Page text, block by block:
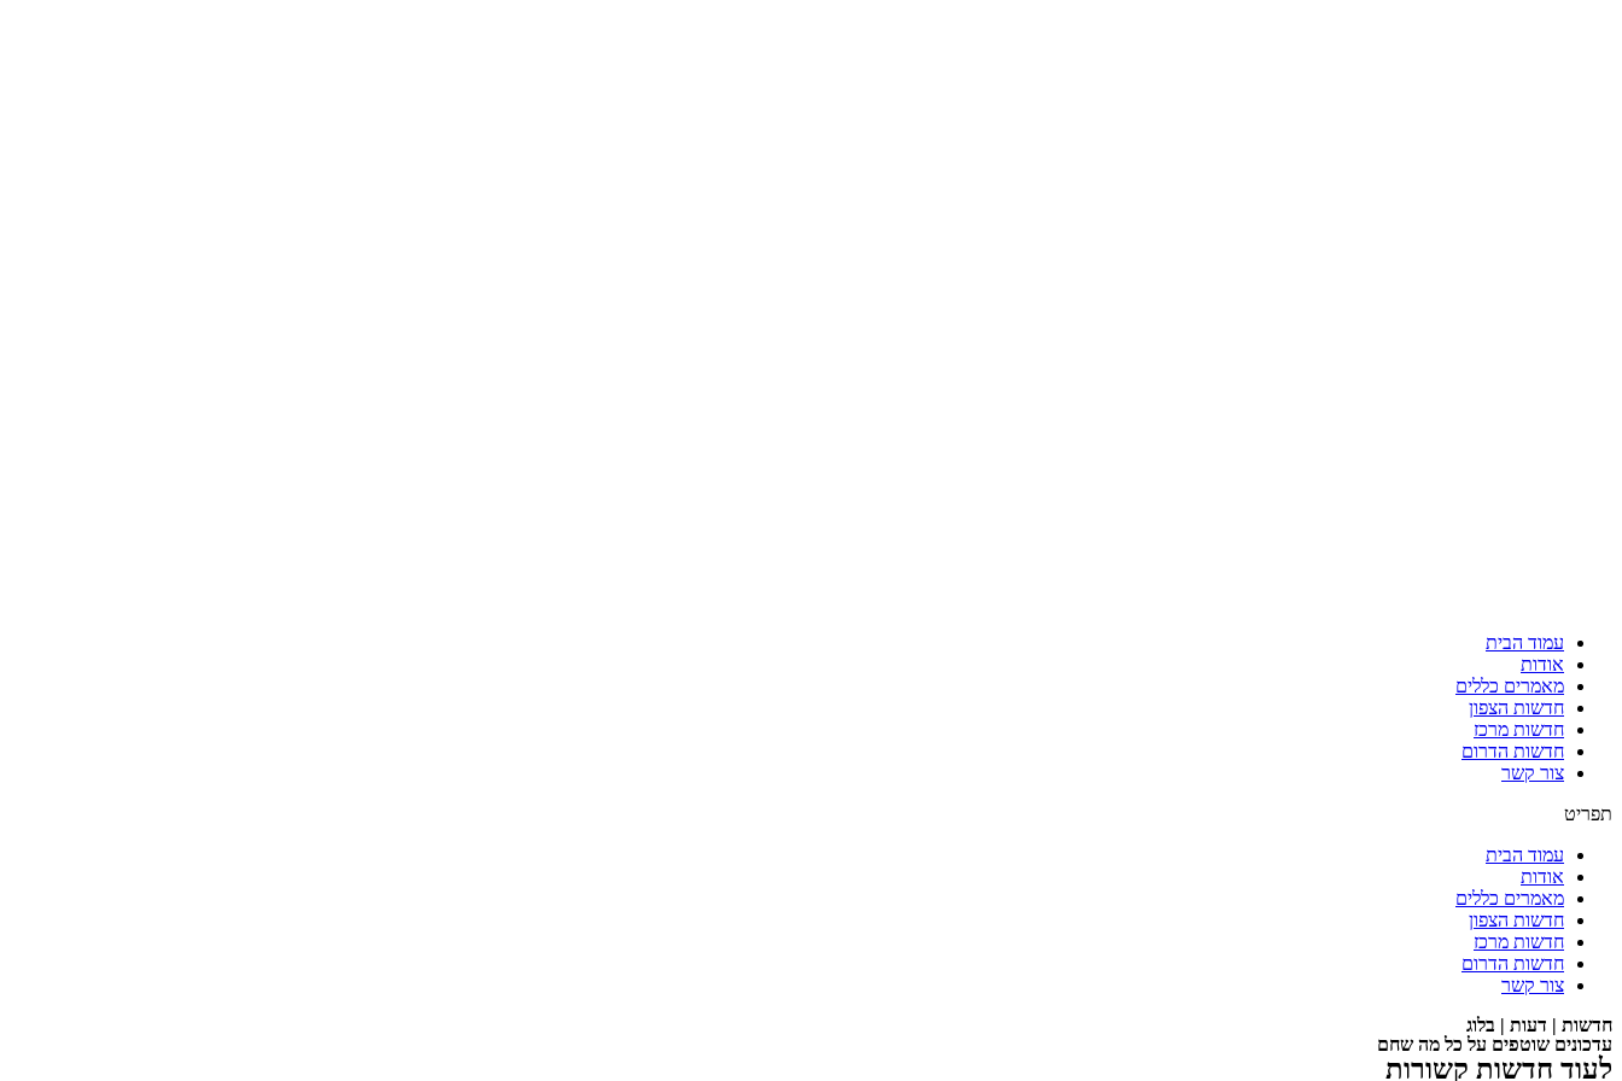
עמוד הבית
אודות
מאמרים כללים
חדשות הצפון
חדשות מרכז
חדשות הדרום
צור קשר
תפריט
עמוד הבית
אודות
מאמרים כללים
חדשות הצפון
חדשות מרכז
חדשות הדרום
צור קשר
חדשות | דעות | בלוג
עדכונים שוטפים על כל מה שחם
לעוד חדשות קשורות